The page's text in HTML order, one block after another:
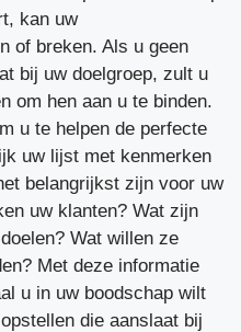
kan uw
of breken. Als u geen
bij uw doelgroep, zult u
om hen aan u te binden.
u te helpen de perfecte
uw lijst met kenmerken
belangrijkst zijn voor uw
uw klanten? Wat zijn
Wat willen ze
Met deze informatie
u in uw boodschap wilt
die aanslaat bij